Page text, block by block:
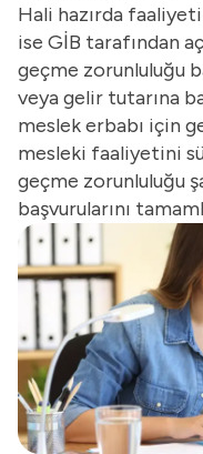
Hali hazırda
ise GİB tarafından
geçme zorunluluğu
veya gelir tutarına
meslek erbabı için
mesleki faaliyetini
geçme zorunluluğu
başvurularını